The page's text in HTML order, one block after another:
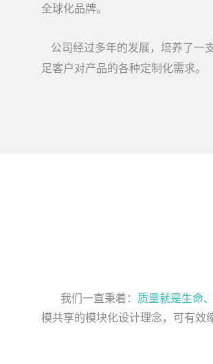
全球化品牌。
公司经过多年的发展，培养了一
足客户对产品的各种定制化需求。
我们一直秉着： 质量就是生命
模共享的模块化设计理念，可有效